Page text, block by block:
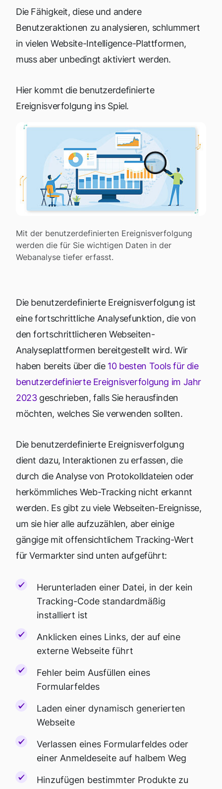
Mit der benutzerdefinierten Ereignisverfolgung
werden die für Sie wichtigen Daten in der
Webanalyse tiefer erfasst.
Die Fähigkeit, diese und andere
Benutzeraktionen zu analysieren, schlummert
in vielen Website-Intelligence-Plattformen,
muss aber unbedingt aktiviert werden.
Hier kommt die benutzerdefinierte
Ereignisverfolgung ins Spiel.
Die benutzerdefinierte Ereignisverfolgung ist
eine fortschrittliche Analysefunktion, die von
den fortschrittlicheren Webseiten-
Analyseplattformen bereitgestellt wird. Wir
haben bereits über die 10 besten Tools für die
benutzerdefinierte Ereignisverfolgung im Jahr
2023geschrieben, falls Sie herausfinden
möchten, welches Sie verwenden sollten.
Die benutzerdefinierte Ereignisverfolgung
dient dazu, Interaktionen zu erfassen, die
durch die Analyse von Protokolldateien oder
herkömmliches Web-Tracking nicht erkannt
werden. Es gibt zu viele Webseiten-Ereignisse,
um sie hier alle aufzuzählen, aber einige
gängige mit offensichtlichem Tracking-Wert
für Vermarkter sind unten aufgeführt:
Herunterladen einer Datei, in der kein
Tracking-Code standardmäßig
installiert ist
Anklicken eines Links, der auf eine
externe Webseite führt
Fehler beim Ausfüllen eines
Formularfeldes
Laden einer dynamisch generierten
Webseite
Verlassen eines Formularfeldes oder
einer Anmeldeseite auf halbem Weg
Hinzufügen bestimmter Produkte zu